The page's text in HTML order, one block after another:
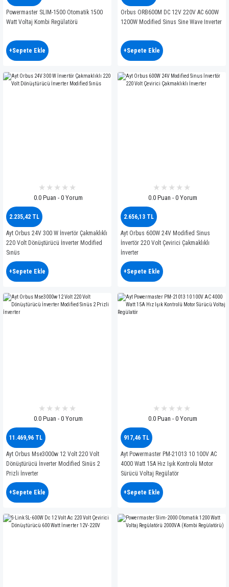
Powermaster SLIM-1500 Otomatik 1500
Watt Voltaj Kombi Regülatörü
+Sepete Ekle
Orbus ORB600M DC 12V 220V AC 600W
1200W Modified Sinus Sine Wave Inverter
+Sepete Ekle
0.0 Puan - 0 Yorum
2.235,42 TL
Ayt Orbus 24V 300 W İnvertör Çakmaklıklı
220 Volt Dönüştürücü İnverter Modified
Sınüs
+Sepete Ekle
0.0 Puan - 0 Yorum
2.656,13 TL
Ayt Orbus 600W 24V Modified Sinus
İnvertör 220 Volt Çevirici Çakmaklıklı
İnverter
+Sepete Ekle
0.0 Puan - 0 Yorum
11.469,96 TL
Ayt Orbus Mse3000w 12 Volt 220 Volt
Dönüştürücü İnverter Modified Sinüs 2
Prizli İnverter
+Sepete Ekle
0.0 Puan - 0 Yorum
917,46 TL
Ayt Powermaster PM-21013 10 100V AC
4000 Watt 15A Hız Işık Kontrolü Motor
Sürücü Voltaj Regülatör
+Sepete Ekle